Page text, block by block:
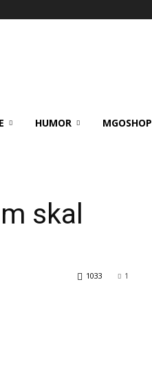
HUMOR MGOSHOP
skal
1
1033